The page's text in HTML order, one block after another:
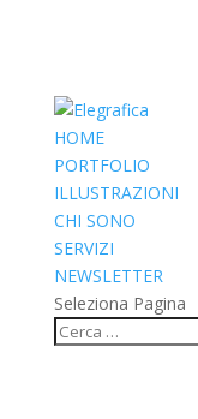
HOME
PORTFOLIO
ILLUSTRAZIONI
CHI SONO
SERVIZI
NEWSLETTER
Seleziona Pagina